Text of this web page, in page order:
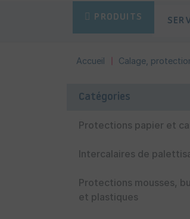
PRODUITS
Accueil Calage,
Catégories
Protections papier et
Intercalaires de
Protections mousses,
et plastiques